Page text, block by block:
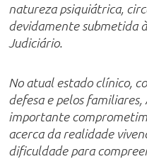
natureza psiquiátrica,
devidamente submetida
Judiciário.
No atual estado clínico,
defesa e pelos
importante
acerca da realidade
dificuldade para